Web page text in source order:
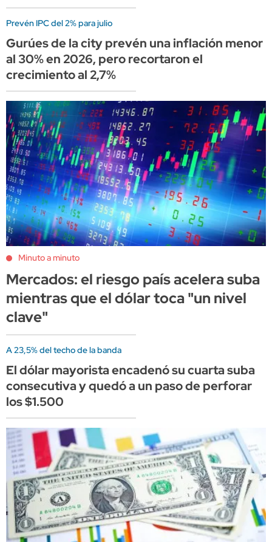
Prevén IPC del 2% para julio
Gurúes de la city prevén una inflación menor
al 30% en 2026, pero recortaron el
crecimiento al 2,7%
Minuto a minuto
Mercados: el riesgo país acelera suba
mientras que el dólar toca "un nivel
clave"
A 23,5% del techo de la banda
El dólar mayorista encadenó su cuarta suba
consecutiva y quedó a un paso de perforar
los $1.500